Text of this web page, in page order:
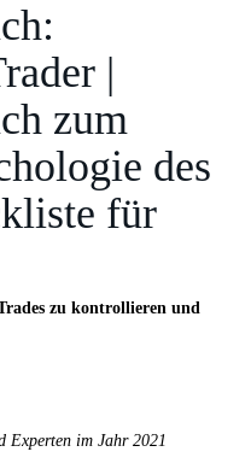
|
zum
des
für
zu kontrollieren und
Experten im Jahr 2021